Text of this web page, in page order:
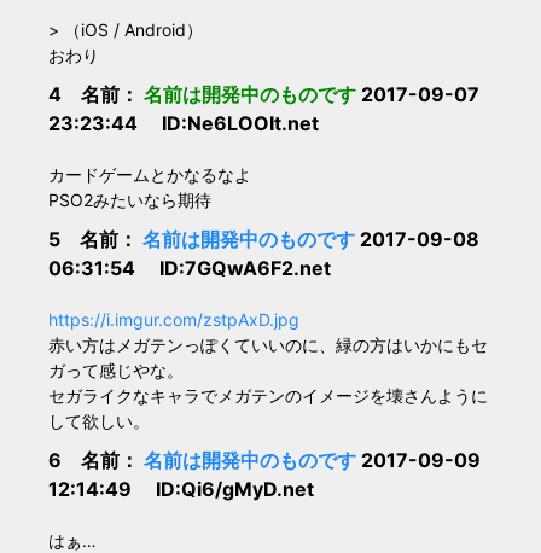
> （iOS / Android）
おわり
4 名前： 名前は開発中のものです 2017-09-07
23:23:44 ID:Ne6LOOIt.net
カードゲームとかなるなよ
PSO2みたいなら期待
5 名前： 名前は開発中のものです 2017-09-08
06:31:54 ID:7GQwA6F2.net
https://i.imgur.com/zstpAxD.jpg
赤い方はメガテンっぽくていいのに、緑の方はいかにもセ
ガって感じやな。
セガライクなキャラでメガテンのイメージを壊さんように
して欲しい。
6 名前： 名前は開発中のものです 2017-09-09
12:14:49 ID:Qi6/gMyD.net
はぁ…